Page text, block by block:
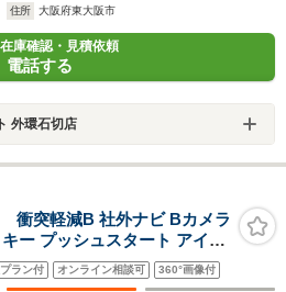
住所
大阪府東大阪市
庫確認・見積依頼
電話する
外環石切店
突軽減B 社外ナビ Bカメラ
ー プッシュスタート アイド
ーター ステアリングスイッ
アコン
ラン付 オンライン相談可 360°画像付